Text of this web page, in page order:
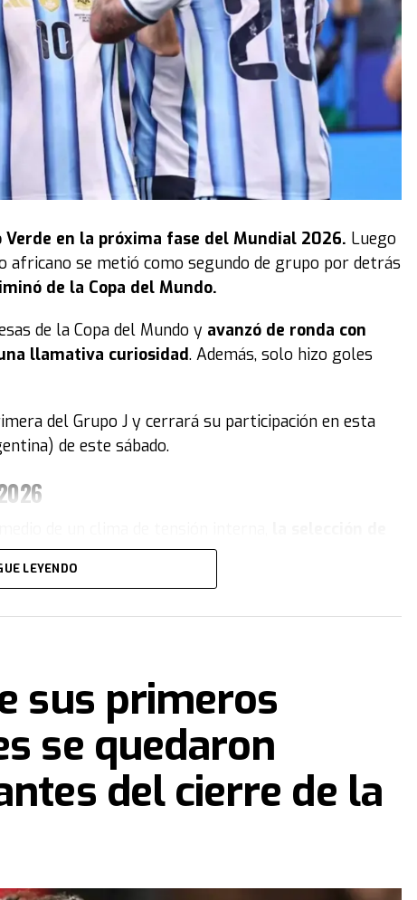
Verde en la próxima fase del Mundial 2026. Luego
africano se metió como segundo de grupo por detrás
de la Copa del Mundo.
de la Copa del Mundo y avanzó de ronda con
llamativa curiosidad. Además, solo hizo goles
del Grupo J y cerrará su participación en esta
de este sábado.
del Mundial. El equipo de Marcelo Bielsa
entre los mejores terceros.
Bielsa sacó a Fernando Muslera en el
en el único gol del encuentro.
LEYENDO
sus primeros
se quedaron
del cierre de la